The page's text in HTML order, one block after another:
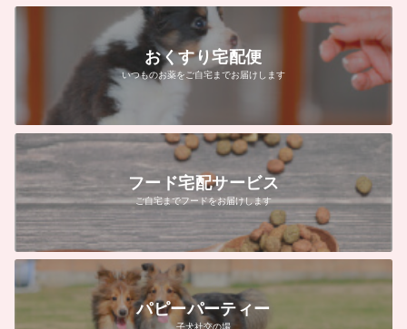
おくすり宅配便
いつものお薬をご自宅までお届けします
フード宅配サービス
ご自宅までフードをお届けします
パピーパーティー
子犬社交の場